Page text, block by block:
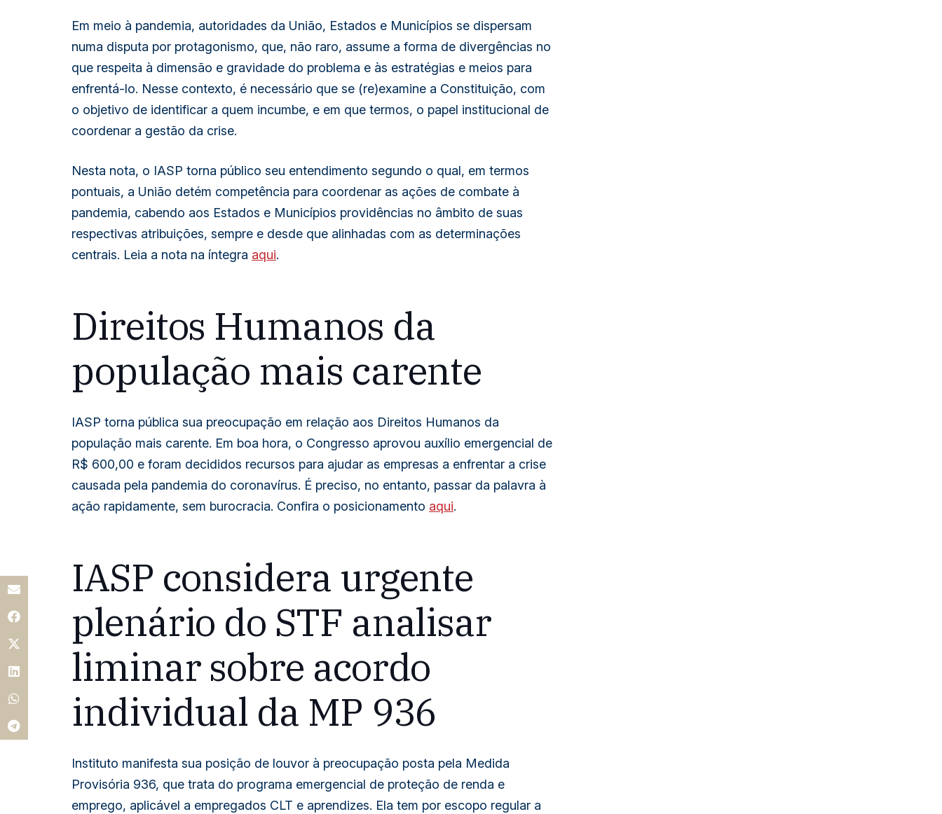
Em meio à pandemia, autoridades da União, Estados e Municípios se dispersam
numa disputa por protagonismo, que, não raro, assume a forma de divergências no
que respeita à dimensão e gravidade do problema e às estratégias e meios para
enfrentá-lo. Nesse contexto, é necessário que se (re)examine a Constituição, com
o objetivo de identificar a quem incumbe, e em que termos, o papel institucional de
coordenar a gestão da crise.
Nesta nota, o IASP torna público seu entendimento segundo o qual, em termos
pontuais, a União detém competência para coordenar as ações de combate à
pandemia, cabendo aos Estados e Municípios providências no âmbito de suas
respectivas atribuições, sempre e desde que alinhadas com as determinações
centrais. Leia a nota na íntegra aqui.
Direitos Humanos da
população mais carente
IASP torna pública sua preocupação em relação aos Direitos Humanos da
população mais carente. Em boa hora, o Congresso aprovou auxílio emergencial de
R$ 600,00 e foram decididos recursos para ajudar as empresas a enfrentar a crise
causada pela pandemia do coronavírus. É preciso, no entanto, passar da palavra à
ação rapidamente, sem burocracia. Confira o posicionamento aqui.
IASP considera urgente
plenário do STF analisar
liminar sobre acordo
individual da MP 936
Instituto manifesta sua posição de louvor à preocupação posta pela Medida
Provisória 936, que trata do programa emergencial de proteção de renda e
emprego, aplicável a empregados CLT e aprendizes. Ela tem por escopo regular a